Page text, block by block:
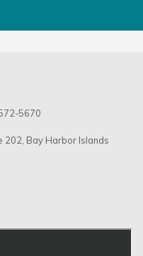
5670
202, Bay Harbor Islands